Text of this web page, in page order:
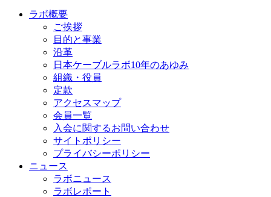
ラボ概要
ご挨拶
目的と事業
沿革
日本ケーブルラボ10年のあゆみ
組織・役員
定款
アクセスマップ
会員一覧
入会に関するお問い合わせ
サイトポリシー
プライバシーポリシー
ニュース
ラボニュース
ラボレポート